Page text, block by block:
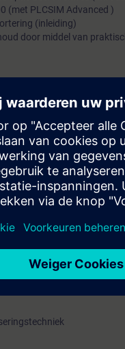
(met PLCSIM Advanced )
(inleiding)
door middel van
Control and Data
machines
SIMATIC WinCC
kunt archiveren
van de engineeringfase
kunt u:
WinCC bedienen
SIMATIC WinCC-projecten
ontwerpen en van
creëren
archiveren
S7 lezen en schrijven
van WinCC begrijpen